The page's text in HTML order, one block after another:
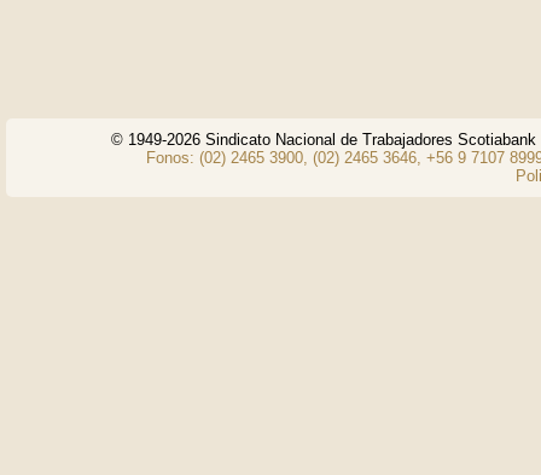
© 1949-2026 Sindicato Nacional de Trabajadores
Fonos: (02) 2465 3900, (02) 2465 3646, +56 9 7107